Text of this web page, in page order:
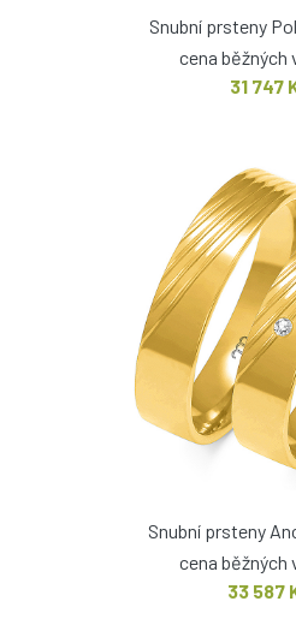
Snubní prsteny
cena běžných
31 747
Snubní prsteny
cena běžných
33 587